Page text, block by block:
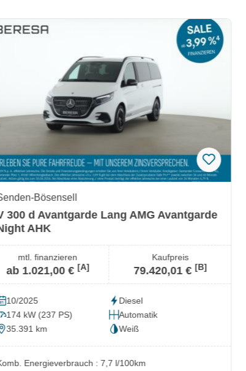
Bösensell
300 d Avantgarde Lang AMG Avantgarde
AHK
mtl. finanzieren
ab 1.021,00 € [A]
Kaufpreis
79.420,01 €[B]
10/2025
Diesel
174 kW (237 PS)
Automatik
35.391 km
Weiß
Komb. Energieverbrauch : 7,7 l/100km